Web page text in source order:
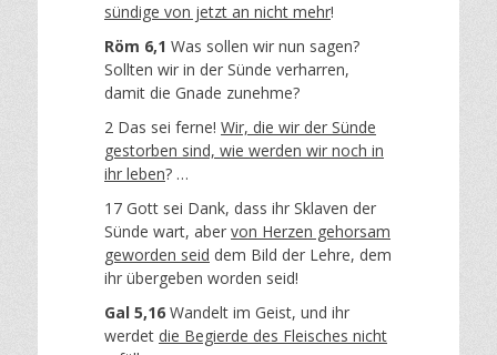
sündige von jetzt an nicht mehr!
Röm 6,1 Was sollen wir nun sagen?
Sollten wir in der Sünde verharren,
damit die Gnade zunehme?
2 Das sei ferne! Wir, die wir der Sünde
gestorben sind, wie werden wir noch in
ihr leben? …
17 Gott sei Dank, dass ihr Sklaven der
Sünde wart, aber von Herzen gehorsam
geworden seid dem Bild der Lehre, dem
ihr übergeben worden seid!
Gal 5,16 Wandelt im Geist, und ihr
werdet die Begierde des Fleisches nicht